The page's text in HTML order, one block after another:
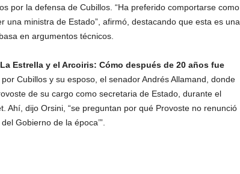
por la defensa de Cubillos. “Ha preferido comportarse como
una ministra de Estado”, afirmó, destacando que esta es una
en argumentos técnicos.
La Estrella y el Arcoiris: Cómo después de 20 años fue
por Cubillos y su esposo, el senador Andrés Allamand, donde
de su cargo como secretaria de Estado, durante el
Ahí, dijo Orsini, “se preguntan por qué Provoste no renunció
Gobierno de la época’”.